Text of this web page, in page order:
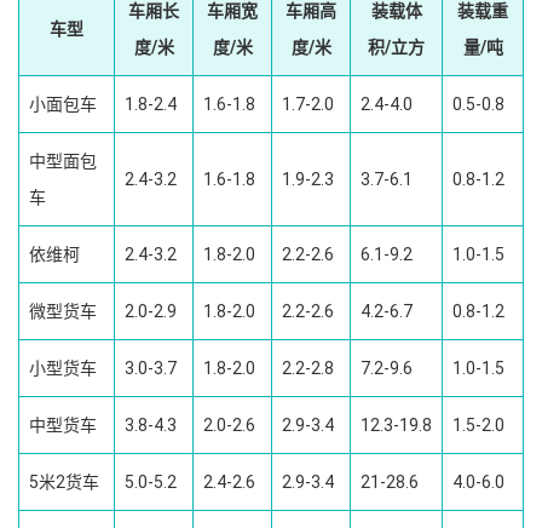
车型
车厢长
度/米
车厢宽
度/米
车厢高
度/米
装载体
积/立方
装载重
量/吨
小面包车 1.8-2.4 1.6-1.8 1.7-2.0 2.4-4.0 0.5-0.8
中型面包
车
2.4-3.2 1.6-1.8 1.9-2.3 3.7-6.1 0.8-1.2
依维柯 2.4-3.2 1.8-2.0 2.2-2.6 6.1-9.2 1.0-1.5
微型货车 2.0-2.9 1.8-2.0 2.2-2.6 4.2-6.7 0.8-1.2
小型货车 3.0-3.7 1.8-2.0 2.2-2.8 7.2-9.6 1.0-1.5
中型货车 3.8-4.3 2.0-2.6 2.9-3.4 12.3-19.8 1.5-2.0
5米2货车 5.0-5.2 2.4-2.6 2.9-3.4 21-28.6 4.0-6.0